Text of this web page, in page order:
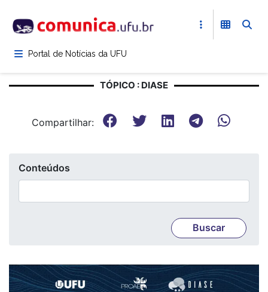
para
conteúdoPortal de Notícias da UFU
TÓPICO : DIASE
Compartilhar:
Conteúdos